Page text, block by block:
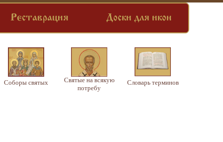
Реставрация Доски для икон
Соборы святых
Святые на всякую
потребу
Словарь терминов